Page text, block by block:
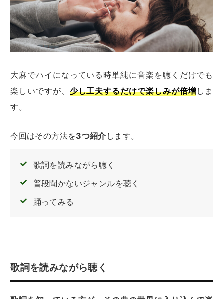
大麻でハイになっている時単純に音楽を聴くだけでも
楽しいですが、 少し工夫するだけで楽しみが倍増しま
す。
今回はその方法を3つ紹介 します。
歌詞を読みながら聴く
普段聞かないジャンルを聴く
踊ってみる
歌詞を読みながら聴く